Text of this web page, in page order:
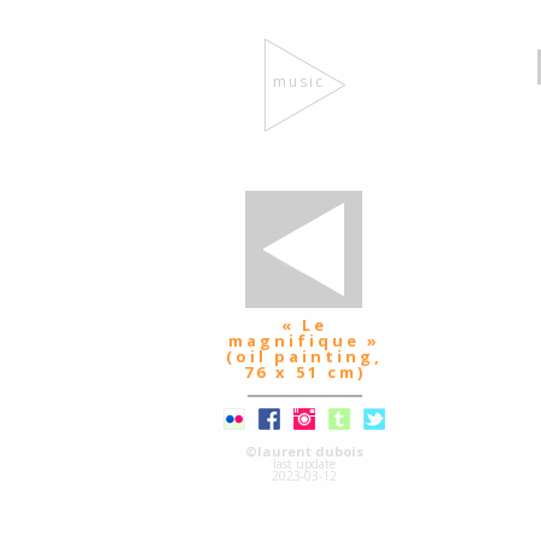
music
« Le
magnifique »
(oil painting,
76 x 51 cm)
©laurent dubois
last update
2023-03-12